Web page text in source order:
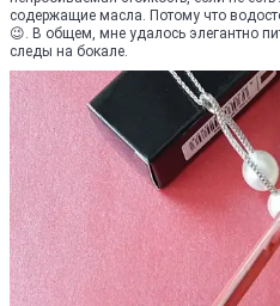
содержащие масла. Потому что
😉. В общем, мне удалось элегантно
следы на бокале.